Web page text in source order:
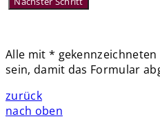
Alle mit *
sein, damit das Formular
zurück
nach oben